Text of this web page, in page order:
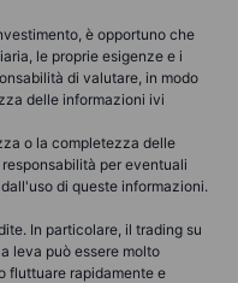
è opportuno che
le proprie esigenze e i
di valutare, in modo
delle informazioni ivi
o la completezza delle
per eventuali
di queste informazioni.
In particolare, il trading su
leva può essere molto
fluttuare rapidamente e